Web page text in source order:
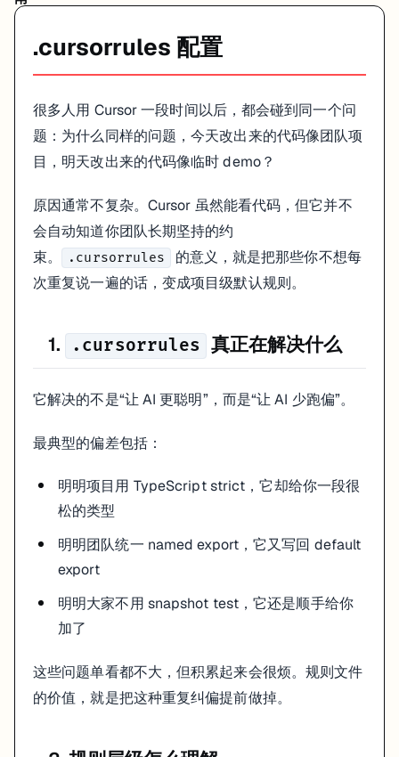
.cursorrules属于 Project Rules，也就是“这个仓库自己的长期规则”
3. 规则类型
常见会分成两类：
Apply Manually：只有你手动启用时才生效
如果是团队共识、技术栈约束、测试底线，这类通常适合 Always Apply
如果是某一类特定任务才需要的规则，例如“本次 PR 只做性能优化，
这是最关键的一点。很多.cursorrules文件越写越长，最后变成一份
技术栈
测试要求
明确禁止事项
也就是说，优先写“长期稳定成立的东西”，不要写“当前这次任务想怎么
5. 一个更像真实项目的例子
## Tech Stack
Jest for tests
.cursorrules 配置
很多人用 Cursor 一段时间以后，都会碰到同一个问
题：为什么同样的问题，今天改出来的代码像团队项
目，明天改出来的代码像临时 demo？
原因通常不复杂。Cursor 虽然能看代码，但它并不
会自动知道你团队长期坚持的约
束。
.cursorrules
的意义，就是把那些你不想每
次重复说一遍的话，变成项目级默认规则。
1. .cursorrules 真正在解决什么
它解决的不是“让 AI 更聪明”，而是“让 AI 少跑偏”。
最典型的偏差包括：
明明项目用 TypeScript strict，它却给你一段很
松的类型
明明团队统一 named export，它又写回 default
export
明明大家不用 snapshot test，它还是顺手给你
加了
这些问题单看都不大，但积累起来会很烦。规则文件
的价值，就是把这种重复纠偏提前做掉。